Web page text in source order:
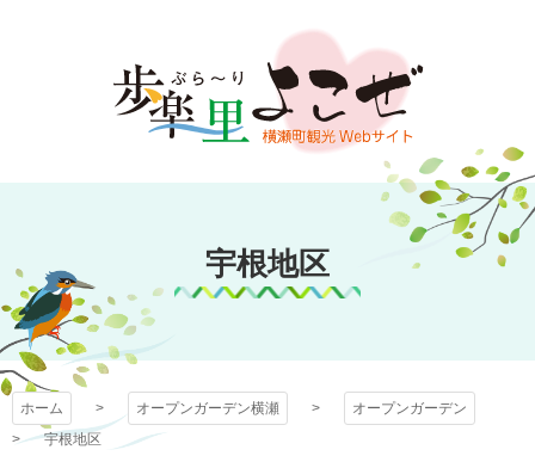
文
キ
プ
オープンガーデン
横瀬
宇根地区
ホーム オープンガーデン横瀬
オープンガーデン
宇根地区